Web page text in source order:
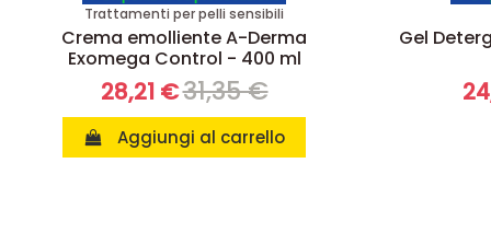
Trattamenti per pelli sensibili
Crema emolliente A-Derma
Exomega Control - 400 ml
28,21 €31,35 €
Aggiungi al carrello
Gel